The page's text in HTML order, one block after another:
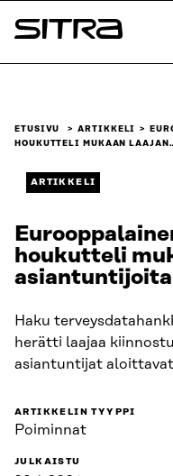
Siirry
suoraan
Sitra
ETUSIVU ARTIKKELI
HOUKUTTELI MUKAAN
ARTIKKELI
houkutteli
asiantuntijoita
Haku
herätti laajaa
asiantuntijat
ARTIKKELIN TYYPPI
Poiminnat
JULKAISTU